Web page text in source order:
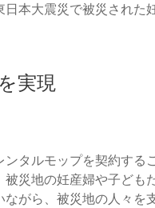
本大震災で被災された
実現
タルモップを契約す
災地の妊産婦や子ど
がら、被災地の人々を